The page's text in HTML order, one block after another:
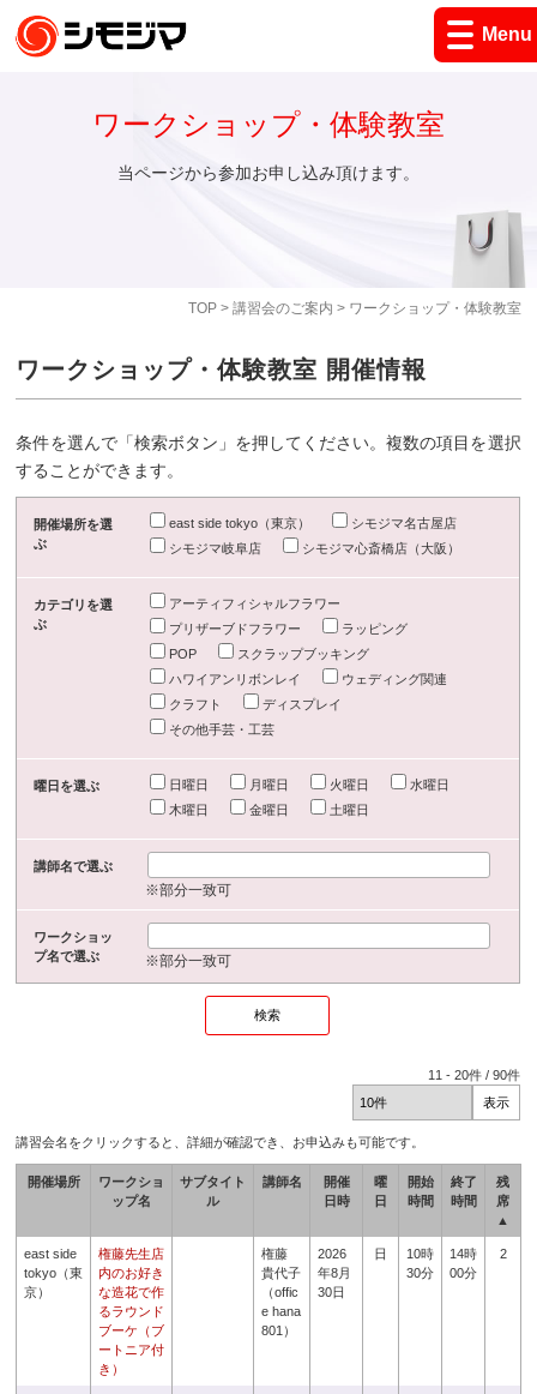
Menu
TOP> 講習会のご案内 > ワークショップ・体験教室
ワークショップ・体験教室
当ページから参加お申し込み頂けます。
ワークショップ・体験教室 開催情報
条件を選んで「検索ボタン」を押してください。複数の項目を選択
することができます。
開催場所を選
ぶ
east side tokyo（東京）
シモジマ名古屋店
シモジマ岐阜店
シモジマ心斎橋店（大阪）
カテゴリを選
ぶ
アーティフィシャルフラワー
プリザーブドフラワー
ラッピング
POP
スクラップブッキング
ハワイアンリボンレイ
ウェディング関連
クラフト
ディスプレイ
その他手芸・工芸
曜日を選ぶ 日曜日 月曜日 火曜日
水曜日
木曜日
金曜日 土曜日
講師名で選ぶ
※部分一致可
ワークショッ
プ名で選ぶ
※部分一致可
11 -20件 /90件
講習会名をクリックすると、詳細が確認でき、お申込みも可能です。
開催場所
ワークショ
ップ名
サブタイト
ル
講師名
開催
日時
曜
日
開始
時間
終了
時間
残
席
▲
east side
tokyo（東
京）
権藤先生店
内のお好き
な造花で作
るラウンド
ブーケ（ブ
ートニア付
き）
権藤
貴代子
（offic
e hana
801）
2026
年8月
30日
日
10時
30分
14時
00分
2